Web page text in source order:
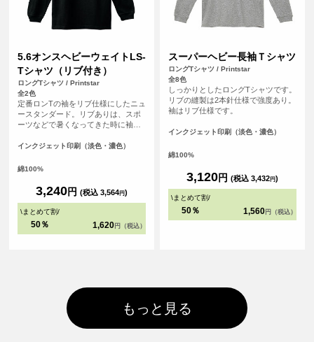
5.6オンスヘビーウェイトLS-
Tシャツ（リブ付き）
ロングTシャツ / Printstar
全2色
定番ロンTの袖をリブ仕様にしたニュ
ースタンダード。リブありは、スポ
ーツなどで暑くなってきた時に袖を
インクジェット印刷（淡色・濃色）
綿100%
3,240円 (税込 3,564円)
\まとめて割/
50％ 1,620 円（税込）
スーパーヘビー長袖Ｔシャツ
ロングTシャツ / Printstar
全8色
しっかりとしたロングTシャツです。
リブの縫製は2本針仕様で強度あり。
袖はリブ仕様です。
インクジェット印刷（淡色・濃色）
綿100%
3,120円 (税込 3,432円)
\まとめて割/
50％ 1,560 円（税込）
もっと見る